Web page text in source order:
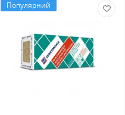
Популярний